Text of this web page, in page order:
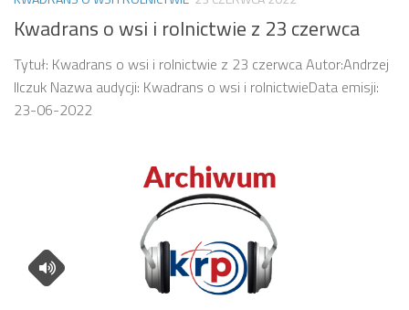
Kwadrans o wsi i rolnictwie z 23 czerwca
Tytuł: Kwadrans o wsi i rolnictwie z 23 czerwca Autor:Andrzej
Ilczuk Nazwa audycji: Kwadrans o wsi i rolnictwieData emisji:
23-06-2022